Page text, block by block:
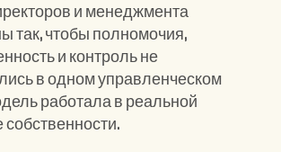
и менеджмента
так, чтобы полномочия,
и контроль не
в одном управленческом
работала в реальной
собственности.